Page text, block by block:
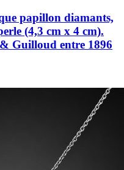
papillon diamants,
(4,3 cm x 4 cm).
Guilloud entre 1896